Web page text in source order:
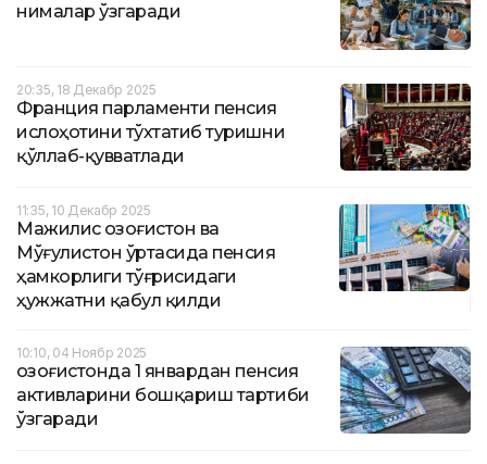
нималар ўзгаради
20:35, 18 Декабр 2025
Франция парламенти пенсия
ислоҳотини тўхтатиб туришни
қўллаб-қувватлади
11:35, 10 Декабр 2025
Мажилис Қозоғистон ва
Мўғулистон ўртасида пенсия
ҳамкорлиги тўғрисидаги
ҳужжатни қабул қилди
10:10, 04 Ноябр 2025
Қозоғистонда 1 январдан пенсия
активларини бошқариш тартиби
ўзгаради